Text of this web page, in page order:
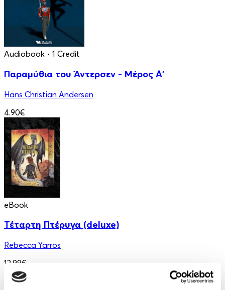
Audiobook • 1 Credit
Παραμύθια του Άντερσεν - Μέρος Α'
Hans Christian Andersen
4.90€
eBook
Τέταρτη Πτέρυγα (deluxe)
Rebecca Yarros
13.99€